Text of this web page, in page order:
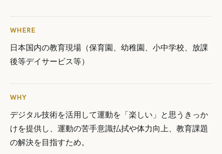
WHERE
日本国内の教育現場（保育園、幼稚園、小中学校、放課
後等デイサービス等）
WHY
デジタル技術を活用して運動を「楽しい」と思うきっか
けを提供し、運動の苦手意識払拭や体力向上、教育課題
の解決を目指すため。